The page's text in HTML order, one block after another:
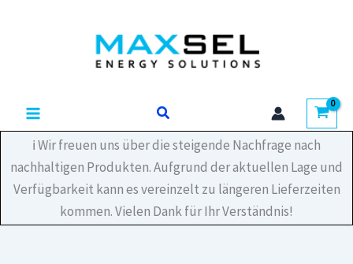
Suchen
ℹ️ Wir freuen uns über die steigende Nachfrage nach
nachhaltigen Produkten. Aufgrund der aktuellen Lage und
Verfügbarkeit kann es vereinzelt zu längeren Lieferzeiten
kommen. Vielen Dank für Ihr Verständnis!
ART100039